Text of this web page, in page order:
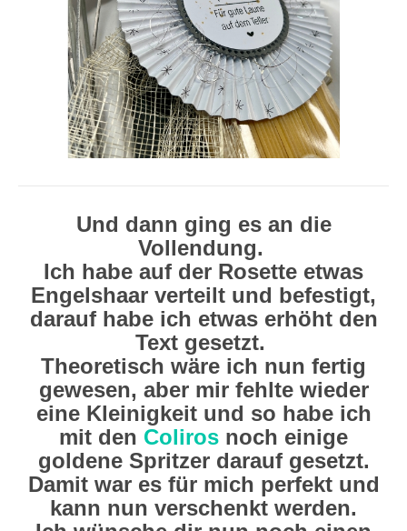
Und dann ging es an die
Vollendung.
Ich habe auf der Rosette etwas
Engelshaar verteilt und befestigt,
darauf habe ich etwas erhöht den
Text gesetzt.
Theoretisch wäre ich nun fertig
gewesen, aber mir fehlte wieder
eine Kleinigkeit und so habe ich
mit den Coliros noch einige
goldene Spritzer darauf gesetzt.
Damit war es für mich perfekt und
kann nun verschenkt werden.